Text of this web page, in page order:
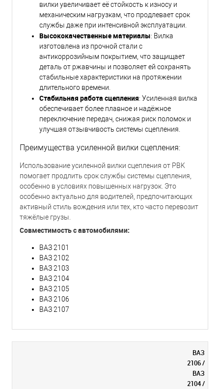
вилки увеличивает её стойкость к износу и
механическим нагрузкам, что продлевает срок
службы даже при интенсивной эксплуатации.
Высококачественные материалы: Вилка
изготовлена из прочной стали с
антикоррозийным покрытием, что защищает
деталь от ржавчины и позволяет ей сохранять
стабильные характеристики на протяжении
длительного времени.
Стабильная работа сцепления: Усиленная вилка
обеспечивает более плавное и надёжное
переключение передач, снижая риск поломок и
улучшая отзывчивость системы сцепления.
Преимущества усиленной вилки сцепления:
Использование усиленной вилки сцепления от PBK
помогает продлить срок службы системы сцепления,
особенно в условиях повышенных нагрузок. Это
особенно актуально для водителей, предпочитающих
активный стиль вождения или тех, кто часто перевозит
тяжёлые грузы.
Совместимость с автомобилями:
ВАЗ 2101
ВАЗ 2102
ВАЗ 2103
ВАЗ 2104
ВАЗ 2105
ВАЗ 2106
ВАЗ 2107
ВАЗ
2106 /
ВАЗ
2104 /